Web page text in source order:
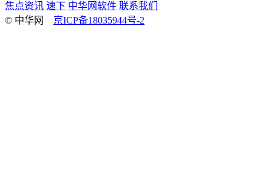
焦点资讯 速下 中华网软件 联系我们
© 中华网 京ICP备18035944号-2